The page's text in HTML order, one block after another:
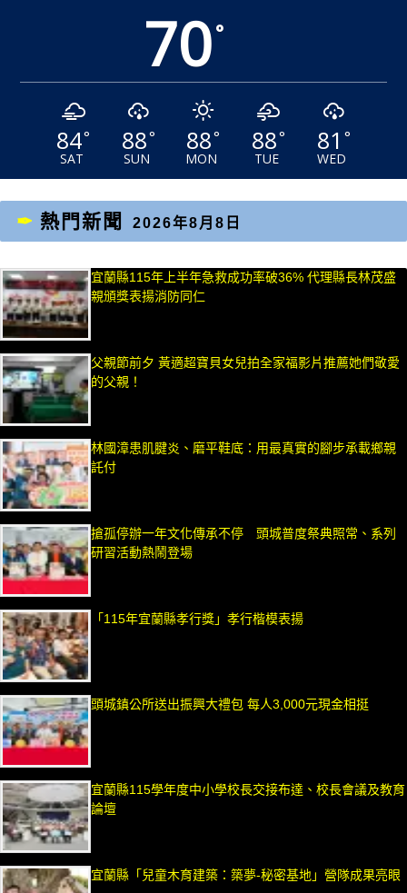
70°
84°
SAT
88°
SUN
88°
MON
88°
TUE
81 °
WED
熱門新聞 2026年8月8日
宜蘭縣115年上半年急救成功率破36% 代理縣長林茂盛
親頒獎表揚消防同仁
父親節前夕 黃適超寶貝女兒拍全家福影片推薦她們敬愛
的父親！
林國漳患肌腱炎、磨平鞋底：用最真實的腳步承載鄉親
託付
搶孤停辦一年文化傳承不停 頭城普度祭典照常、系列
研習活動熱鬧登場
「115年宜蘭縣孝行獎」孝行楷模表揚
頭城鎮公所送出振興大禮包 每人3,000元現金相挺
宜蘭縣115學年度中小學校長交接布達、校長會議及教育
論壇
宜蘭縣「兒童木育建築：築夢-秘密基地」營隊成果亮眼